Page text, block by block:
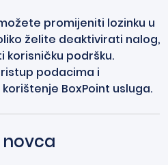
promijeniti lozinku u
želite deaktivirati nalog,
podršku.
podacima i
BoxPoint usluga.